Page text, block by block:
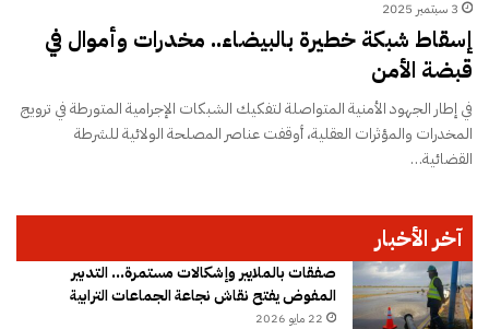
3 سبتمبر 2025
إسقاط شبكة خطيرة بالبيضاء.. مخدرات وأموال في
قبضة الأمن
في إطار الجهود الأمنية المتواصلة لتفكيك الشبكات الإجرامية المتورطة في ترويج
المخدرات والمؤثرات العقلية، أوقفت عناصر المصلحة الولائية للشرطة
القضائية…
آخر الأخبار
صفقات بالملايير وإشكالات مستمرة… التدبير
المفوض يفتح نقاش نجاعة الجماعات الترابية
22 مايو 2026